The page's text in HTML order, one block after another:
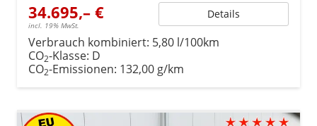
34.695,– €
incl. 19% MwSt.
Details
Verbrauch kombiniert: 5,80 l/100km
CO2-Klasse: D
CO2-Emissionen: 132,00 g/km